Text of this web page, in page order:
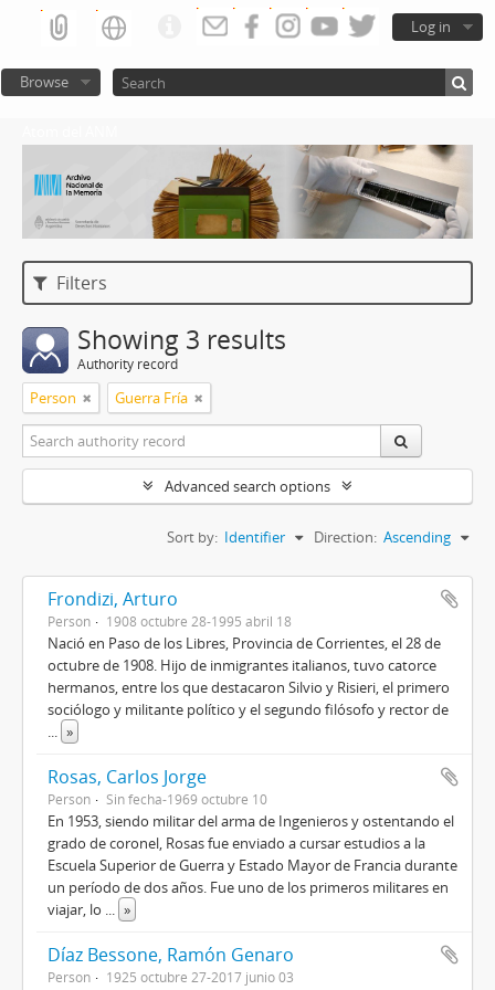
Log in
Browse
Filters
Showing 3 results
Authority record
Person Guerra Fría
Advanced search options
Sort by: Identifier Direction: Ascending
Frondizi, Arturo
Person 1908 octubre 28-1995 abril 18
Nació en Paso de los Libres, Provincia de Corrientes, el 28 de
octubre de 1908. Hijo de inmigrantes italianos, tuvo catorce
hermanos, entre los que destacaron Silvio y Risieri, el primero
sociólogo y militante político y el segundo filósofo y rector de
... »
Rosas, Carlos Jorge
Person Sin fecha-1969 octubre 10
En 1953, siendo militar del arma de Ingenieros y ostentando el
grado de coronel, Rosas fue enviado a cursar estudios a la
Escuela Superior de Guerra y Estado Mayor de Francia durante
un período de dos años. Fue uno de los primeros militares en
viajar, lo ... »
Díaz Bessone, Ramón Genaro
Person 1925 octubre 27-2017 junio 03